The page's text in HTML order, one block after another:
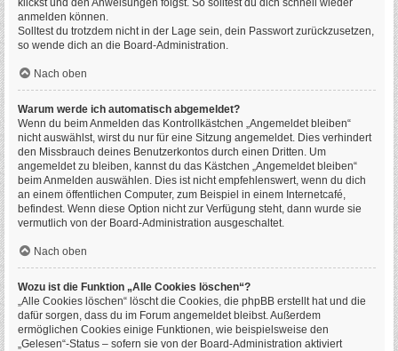
klickst und den Anweisungen folgst. So solltest du dich schnell wieder
anmelden können.
Solltest du trotzdem nicht in der Lage sein, dein Passwort zurückzusetzen,
so wende dich an die Board-Administration.
Nach oben
Warum werde ich automatisch abgemeldet?
Wenn du beim Anmelden das Kontrollkästchen „Angemeldet bleiben“
nicht auswählst, wirst du nur für eine Sitzung angemeldet. Dies verhindert
den Missbrauch deines Benutzerkontos durch einen Dritten. Um
angemeldet zu bleiben, kannst du das Kästchen „Angemeldet bleiben“
beim Anmelden auswählen. Dies ist nicht empfehlenswert, wenn du dich
an einem öffentlichen Computer, zum Beispiel in einem Internetcafé,
befindest. Wenn diese Option nicht zur Verfügung steht, dann wurde sie
vermutlich von der Board-Administration ausgeschaltet.
Nach oben
Wozu ist die Funktion „Alle Cookies löschen“?
„Alle Cookies löschen“ löscht die Cookies, die phpBB erstellt hat und die
dafür sorgen, dass du im Forum angemeldet bleibst. Außerdem
ermöglichen Cookies einige Funktionen, wie beispielsweise den
„Gelesen“-Status – sofern sie von der Board-Administration aktiviert